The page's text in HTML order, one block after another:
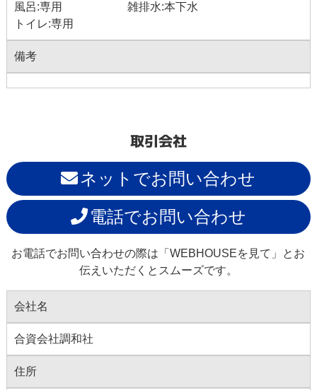
風呂:専用
雑排水:本下水
トイレ:専用
備考
取引会社
ネットでお問い合わせ
電話でお問い合わせ
お電話でお問い合わせの際は「WEBHOUSEを見て」とお
伝えいただくとスムーズです。
会社名
合資会社調和社
住所